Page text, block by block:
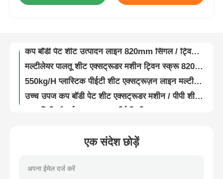
हमसे संपर्क करें
समाचार
एक उद्धरण का अनुरोध करें
पालतू शीट एक्सट्रूज़न लाइन
एक संदेश छोड़ें